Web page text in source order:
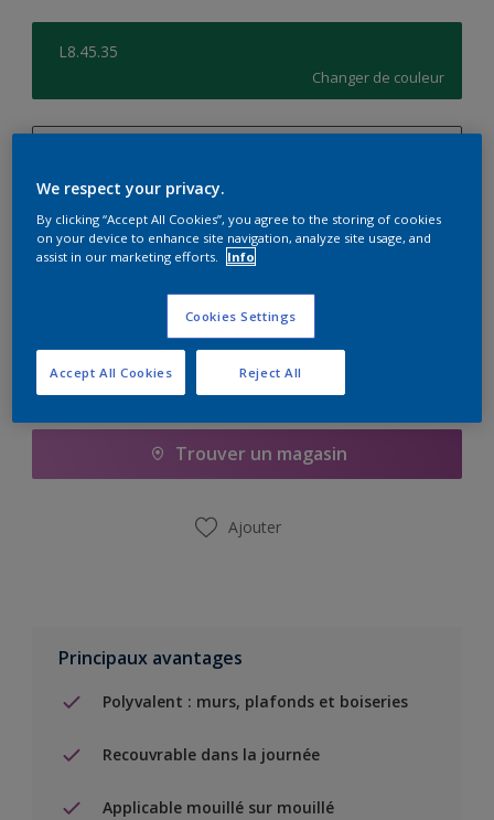
L8.45.35
Changer de couleur
1L
5L
Quantité Calculateur de peinture
Ajouter à la liste d’achats
Trouver un magasin
Ajouter
Principaux avantages
Polyvalent : murs, plafonds et boiseries
Recouvrable dans la journée
Applicable mouillé sur mouillé
We respect your privacy.
By clicking “Accept All Cookies”, you agree to the storing of cookies
on your device to enhance site navigation, analyze site usage, and
assist in our marketing efforts.
Info
Cookies Settings
Reject All
Accept All Cookies